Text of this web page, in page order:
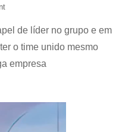
on
do
Ahgases
com
novas
fotos
de líder no grupo e em
o time unido mesmo
empresa